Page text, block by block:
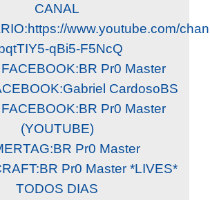
CANAL
www.youtube.com/
qBi5-F5NcQ
Pr0 Master
CardosoBS
Pr0 Master
(YOUTUBE)
Pr0 Master
Pr0 Master *LIVES*
TODOS DIAS